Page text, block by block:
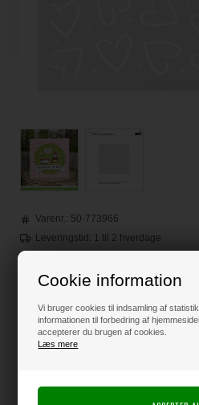
Cookie information
Vi bruger cookies til indsamling af
informationen til forbedring af
accepterer du brugen af cookies.
Læs mere
Varenr.: 50-773966
Leveringstid: 1 til 2 hverdage
65,00DKK